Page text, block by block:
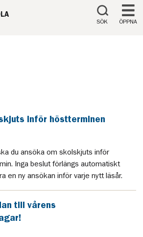
SÖK ÖPPNA
inför höstterminen
du ansöka om skolskjuts inför
Inga beslut förlängs automatiskt
en ny ansökan inför varje nytt läsår.
till vårens